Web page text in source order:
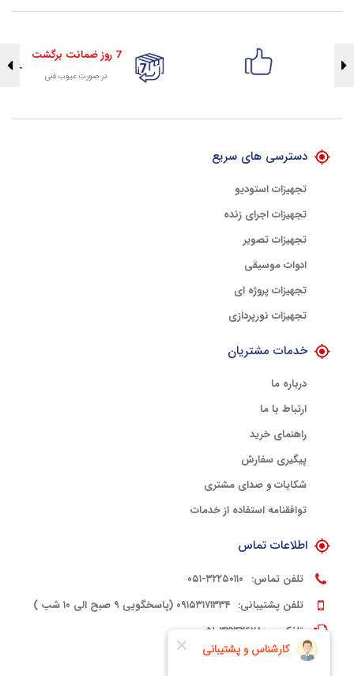
7 روز ضمانت برگشت
در صورت عیوب فنی
دسترسی های سریع
تجهیزات استودیو
تجهیزات اجرای زنده
تجهیزات تصویر
ادوات موسیقی
تجهیزات پروژه ای
تجهیزات نورپردازی
خدمات مشتریان
درباره ما
ارتباط با ما
راهنمای خرید
پیگیری سفارش
شکایات و صدای مشتری
توافقنامه استفاده از خدمات
اطلاعات تماس
تلفن تماس: ۳۲۲۵۰۱۱۰-۰۵۱
تلفن پشتیبانی: ۰۹۱۵۳۱۷۱۳۳۴ (پاسخگویی ۹ صبح الی ۱۰ شب )
تلفکس:
۳۲۲۴۲۶۷۸-۰۵۱
کدپستی:
۹۱۳۳۳۹۴۵۶۱۵